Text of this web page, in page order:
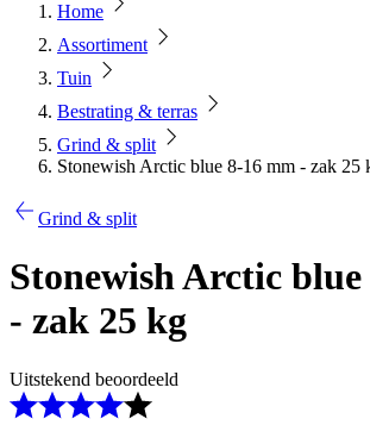
Home
Assortiment
Tuin
Bestrating & terras
Grind & split
Stonewish Arctic blue 8-16 mm - zak 25
Grind & split
Stonewish Arctic
- zak 25 kg
Uitstekend beoordeeld